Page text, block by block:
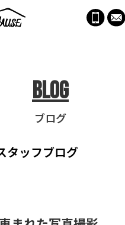
Blog
ブログ
タッフブログ